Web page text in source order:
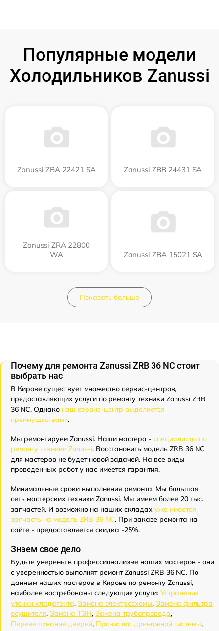
Популярные модели
Холодильников Zanussi
Zanussi ZBA 22421 SA Zanussi ZBB 24431 SA
Zanussi ZRA 22800
WA
Zanussi ZBA 15021 SA
Показать больше
Почему для ремонта Zanussi ZRB 36 NC стоит
выбрать нас
В Кирове существует множество сервис-центров,
предоставляющих услуги по ремонту техники Zanussi ZRB
36 NC. Однако наш сервис-центр выделяется
преимуществами.
Мы ремонтируем Zanussi. Наши мастера - специалисты по
ремонту техники Zanussi. Восстановить модель ZRB 36 NC
для мастеров не будет новой задачей. На все виды
проведенных работ у нас имеется гарантия.
Минимальные сроки выполнения ремонта. Мы большая
сеть мастерских техники Zanussi. Мы имеем более 20 тыс.
запчастей. И возможно на наших складах уже имеется
запчасть на модель ZRB 36 NC. При заказе ремонта на
сайте - предоставляется скидка -25%.
Знаем свое дело
Будьте уверены в профессионализме наших мастеров - они
с уверенностью выполнят ремонт Zanussi ZRB 36 NC. По
данным наших мастеров в Кирове по ремонту Zanussi,
наиболее востребованы следующие услуги: Устранение
утечки хладагента, Замена электросхемы, Замена фильтра
осушителя, Замена ТЭН, Замена трубопровода,
Перевешивание дверей, Прочистка дренажной системы,